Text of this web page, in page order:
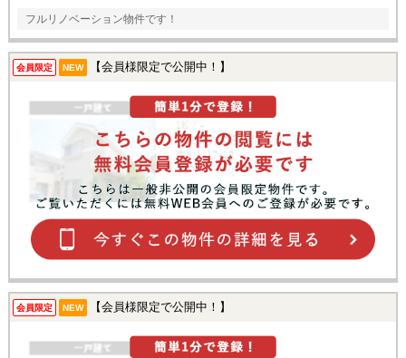
フルリノベーション物件です！
会員限定 NEW 【会員様限定で公開中！】
会員限定 NEW 【会員様限定で公開中！】